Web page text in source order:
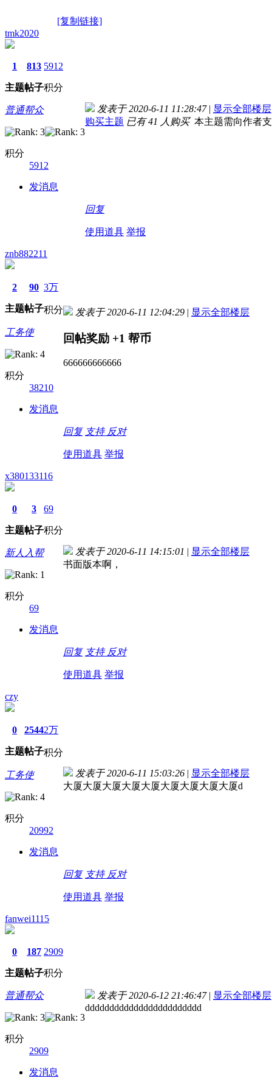
[复制链接]
tmk2020
1
主题
813
帖子
5912
积分
普通帮众
积分
5912
发消息
发表于 2020-6-11 11:28:47 | 显示全部楼层
购买主题 已有 41 人购买 本主题需向作者
回复
使用道具 举报
znb882211
2
主题
90
帖子
3万
积分
工务使
积分
38210
发消息
发表于 2020-6-11 12:04:29 | 显示全部楼层
回帖奖励 +1 帮币
666666666666
回复 支持 反对
使用道具 举报
x380133116
0
主题
3
帖子
69
积分
新人入帮
积分
69
发消息
发表于 2020-6-11 14:15:01 | 显示全部楼层
书面版本啊，
回复 支持 反对
使用道具 举报
czy
0
主题
2544
帖子
2万
积分
工务使
积分
20992
发消息
发表于 2020-6-11 15:03:26 | 显示全部楼层
大厦大厦大厦大厦大厦大厦大厦大厦大厦d
回复 支持 反对
使用道具 举报
fanwei1115
0
主题
187
帖子
2909
积分
普通帮众
积分
2909
发消息
发表于 2020-6-12 21:46:47 | 显示全部楼层
dddddddddddddddddddddddd